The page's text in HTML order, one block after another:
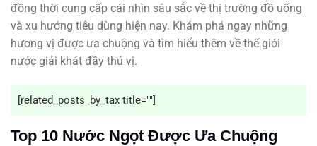
đồng thời cung cấp cái nhìn sâu sắc về thị trường đồ uống
và xu hướng tiêu dùng hiện nay. Khám phá ngay những
hương vị được ưa chuộng và tìm hiểu thêm về thế giới
nước giải khát đầy thú vị.
[related_posts_by_tax title=""]
Top 10 Nước Ngọt Được Ưa Chuộng